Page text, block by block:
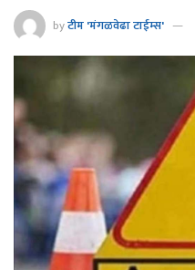
byटीम 'मंगळवेढा टाईम्स'